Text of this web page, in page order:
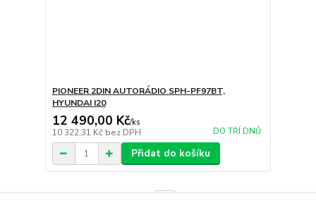
PIONEER 2DIN AUTORÁDIO SPH-PF97BT,
HYUNDAI I20
12 490,00 Kč/ks
10 322,31 Kč bez DPH DO TŘÍ DNŮ
Přidat do košíku